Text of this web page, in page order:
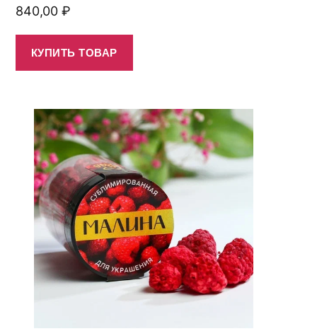
840,00 ₽
КУПИТЬ ТОВАР